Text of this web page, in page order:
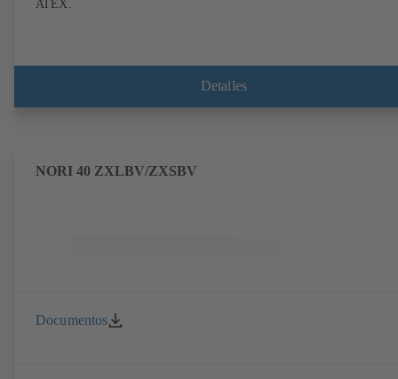
ATEX.
Detalles
NORI 40 ZXLBV/ZXSBV
Documentos